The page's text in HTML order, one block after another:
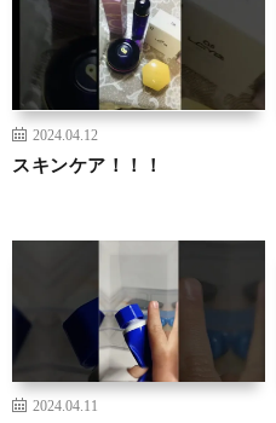
2024.04.12
スキンケア！！！
2024.04.11